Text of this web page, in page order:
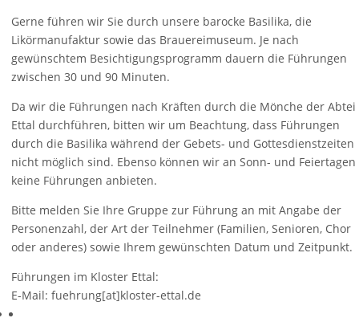
Gerne führen wir Sie durch unsere barocke Basilika, die
Likörmanufaktur sowie das Brauereimuseum. Je nach
gewünschtem Besichtigungsprogramm dauern die Führungen
zwischen 30 und 90 Minuten.
Da wir die Führungen nach Kräften durch die Mönche der Abtei
Ettal durchführen, bitten wir um Beachtung, dass Führungen
durch die Basilika während der Gebets- und Gottesdienstzeiten
nicht möglich sind. Ebenso können wir an Sonn- und Feiertagen
keine Führungen anbieten.
Bitte melden Sie Ihre Gruppe zur Führung an mit Angabe der
Personenzahl, der Art der Teilnehmer (Familien, Senioren, Chor
oder anderes) sowie Ihrem gewünschten Datum und Zeitpunkt.
Führungen im Kloster Ettal:
E-Mail: fuehrung[at]kloster-ettal.de